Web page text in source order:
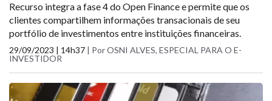
Recurso integra a fase 4 do Open Finance e permite que os
clientes compartilhem informações transacionais de seu
portfólio de investimentos entre instituições financeiras.
29/09/2023 | 14h37 | Por OSNI ALVES, ESPECIAL PARA O E-
INVESTIDOR